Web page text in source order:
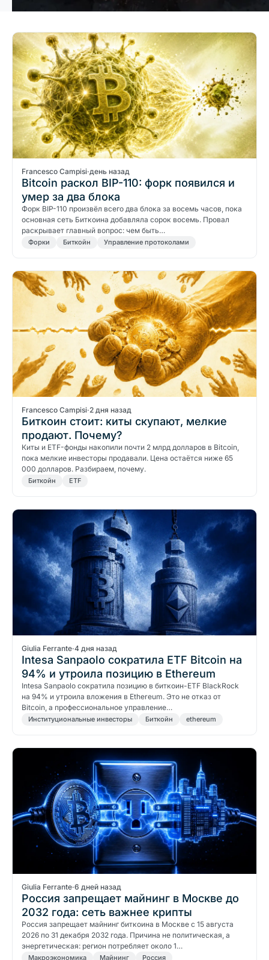
Francesco Campisi·день назад
Bitcoin раскол BIP-110: форк появился и
умер за два блока
Форк BIP-110 произвёл всего два блока за восемь часов, пока
основная сеть Биткоина добавляла сорок восемь. Провал
раскрывает главный вопрос: чем быть…
Форки Биткойн Управление протоколами
Francesco Campisi·2 дня назад
Биткоин стоит: киты скупают, мелкие
продают. Почему?
Киты и ETF-фонды накопили почти 2 млрд долларов в Bitcoin,
пока мелкие инвесторы продавали. Цена остаётся ниже 65
000 долларов. Разбираем, почему.
Биткойн ETF
Giulia Ferrante·4 дня назад
Intesa Sanpaolo сократила ETF Bitcoin на
94% и утроила позицию в Ethereum
Intesa Sanpaolo сократила позицию в биткоин-ETF BlackRock
на 94% и утроила вложения в Ethereum. Это не отказ от
Bitcoin, а профессиональное управление…
Институциональные инвесторы Биткойн ethereum
Giulia Ferrante·6 дней назад
Россия запрещает майнинг в Москве до
2032 года: сеть важнее крипты
Россия запрещает майнинг биткоина в Москве с 15 августа
2026 по 31 декабря 2032 года. Причина не политическая, а
энергетическая: регион потребляет около 1…
Макроэкономика Майнинг Россия